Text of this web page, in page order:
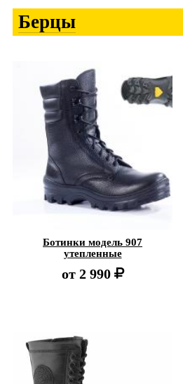
Берцы
Ботинки модель 907
утепленные
от 2 990